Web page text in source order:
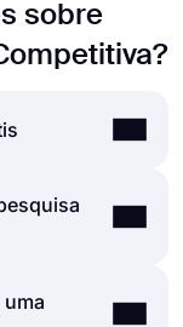
sobre
rápida e
está
uma
do